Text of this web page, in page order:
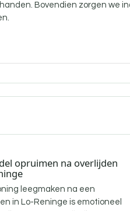
Bovendien zorgen we
opruimen na overlijden
leegmaken na een
in Lo-Reninge is emotioneel